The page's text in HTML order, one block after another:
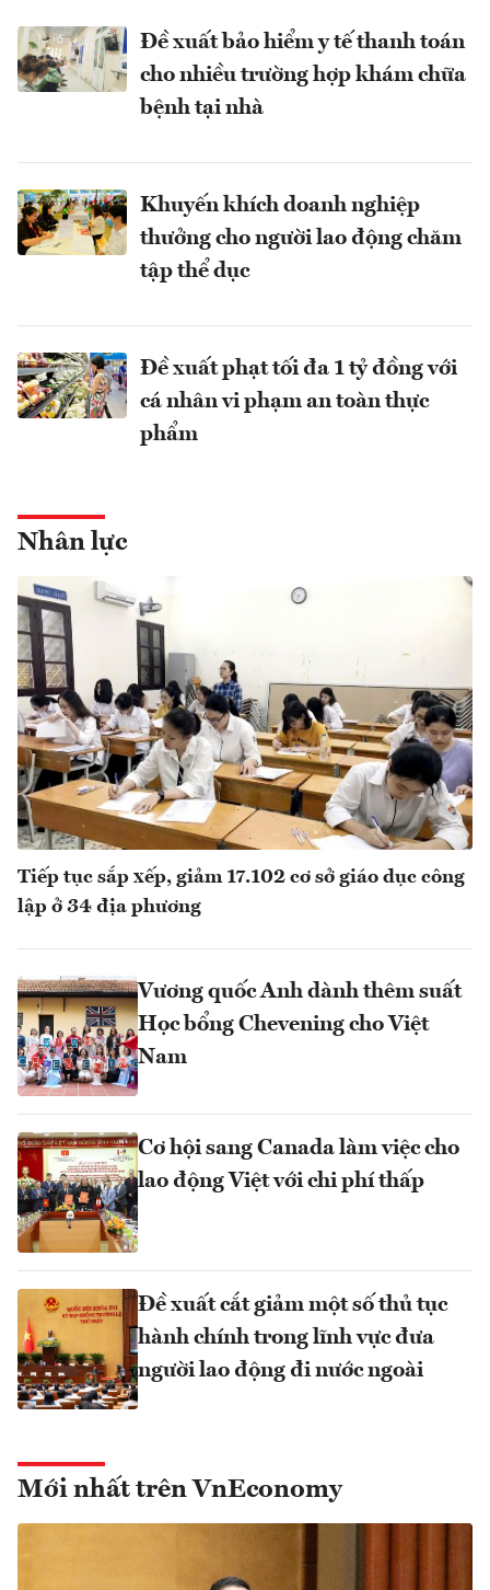
Đề xuất bảo hiểm y tế thanh toán
cho nhiều trường hợp khám chữa
bệnh tại nhà
Khuyến khích doanh nghiệp
thưởng cho người lao động chăm
tập thể dục
Đề xuất phạt tối đa 1 tỷ đồng với
cá nhân vi phạm an toàn thực
phẩm
Nhân lực
Tiếp tục sắp xếp, giảm 17.102 cơ sở giáo dục công
lập ở 34 địa phương
Vương quốc Anh dành thêm suất
Học bổng Chevening cho Việt
Nam
Cơ hội sang Canada làm việc cho
lao động Việt với chi phí thấp
Đề xuất cắt giảm một số thủ tục
hành chính trong lĩnh vực đưa
người lao động đi nước ngoài
Mới nhất trên VnEconomy